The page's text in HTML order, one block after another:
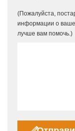
(Пожалуйста,
информации о
лучше вам помочь.)